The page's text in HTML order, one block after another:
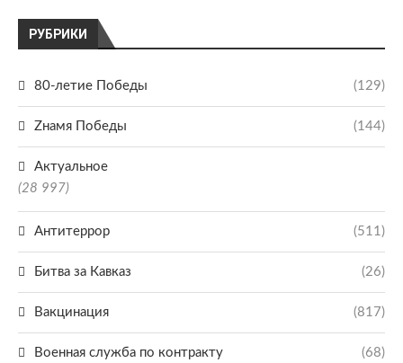
РУБРИКИ
80-летие Победы (129)
Zнамя Победы (144)
Актуальное
(28 997)
Антитеррор (511)
Битва за Кавказ (26)
Вакцинация (817)
Военная служба по контракту (68)